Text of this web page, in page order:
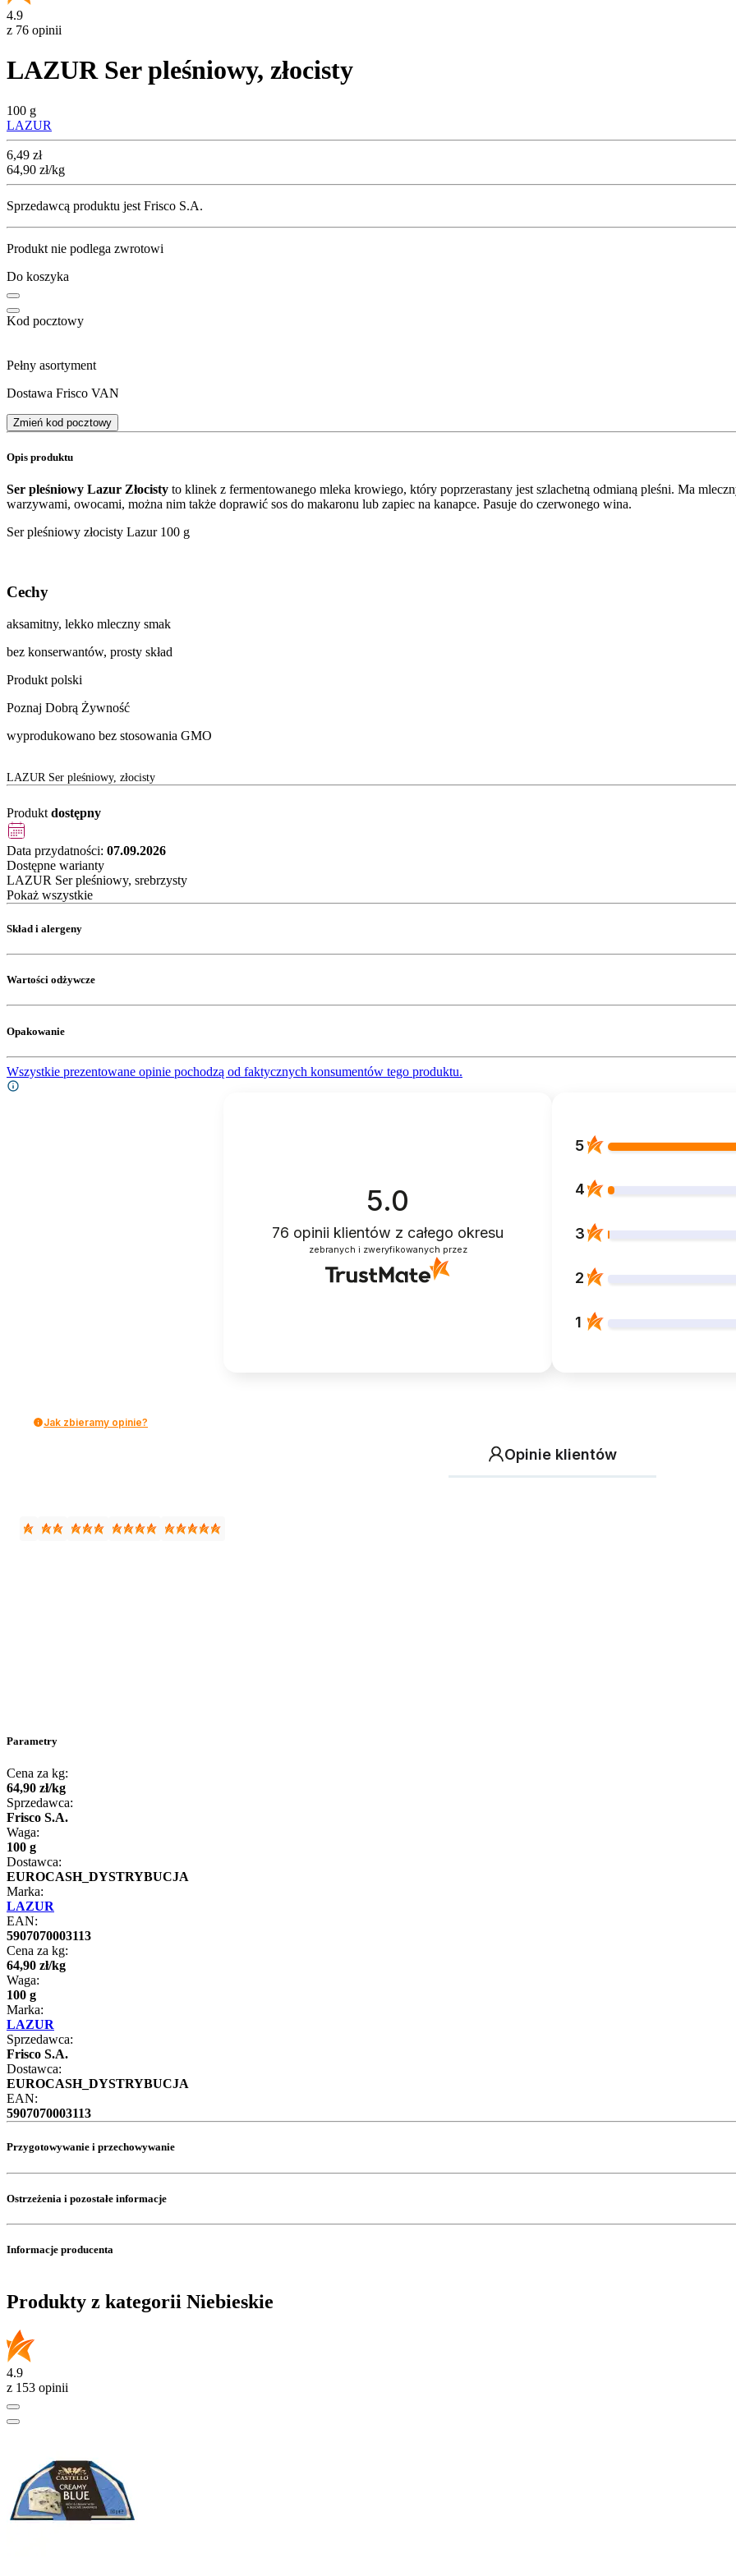
4.9
z 76 opinii
LAZUR Ser pleśniowy, złocisty
100 g
LAZUR
Cena
6,49 zł
64,90 zł/kg
Sprzedawcą produktu jest Frisco S.A.
Produkt nie podlega zwrotowi
Do koszyka
Kod pocztowy
Pełny asortyment
Dostawa Frisco VAN
Zmień kod pocztowy
Opis produktu
Ser pleśniowy Lazur Złocisty to klinek z fermentowanego mleka krowiego, który poprzerastany jest szlachetną odmianą pleśni. Ma
warzywami, owocami, można nim także doprawić sos do makaronu lub zapiec na kanapce. Pasuje do czerwonego wina.
Ser pleśniowy złocisty Lazur 100 g
Cechy
aksamitny, lekko mleczny smak
bez konserwantów, prosty skład
Produkt polski
Poznaj Dobrą Żywność
wyprodukowano bez stosowania GMO
LAZUR Ser pleśniowy, złocisty
Produkt dostępny
Data przydatności: 07.09.2026
Dostępne warianty
LAZUR Ser pleśniowy, srebrzysty
Pokaż wszystkie
Skład i alergeny
Wartości odżywcze
Opakowanie
Wszystkie prezentowane opinie pochodzą od faktycznych konsumentów tego produktu.
5.0
76 opinii klientów z całego okresu
zebranych i zweryfikowanych przez
5
4
3
2
1
Jak zbieramy opinie?
Opinie klientów
Parametry
Cena za kg:
64,90 zł/kg
Sprzedawca:
Frisco S.A.
Waga:
100 g
Dostawca:
EUROCASH_DYSTRYBUCJA
Marka:
LAZUR
EAN:
5907070003113
Cena za kg:
64,90 zł/kg
Waga:
100 g
Marka:
LAZUR
Sprzedawca:
Frisco S.A.
Dostawca:
EUROCASH_DYSTRYBUCJA
EAN:
5907070003113
Przygotowywanie i przechowywanie
Ostrzeżenia i pozostałe informacje
Informacje producenta
Produkty z kategorii Niebieskie
4.9
z 153 opinii